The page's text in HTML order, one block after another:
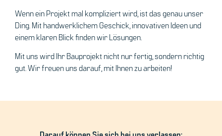
Wenn ein Projekt mal kompliziert wird, ist das genau unser
Ding. Mit handwerklichem Geschick, innovativen Ideen und
einem klaren Blick finden wir Lösungen.
Mit uns wird Ihr Bauprojekt nicht nur fertig, sondern richtig
gut. Wir freuen uns darauf, mit Ihnen zu arbeiten!